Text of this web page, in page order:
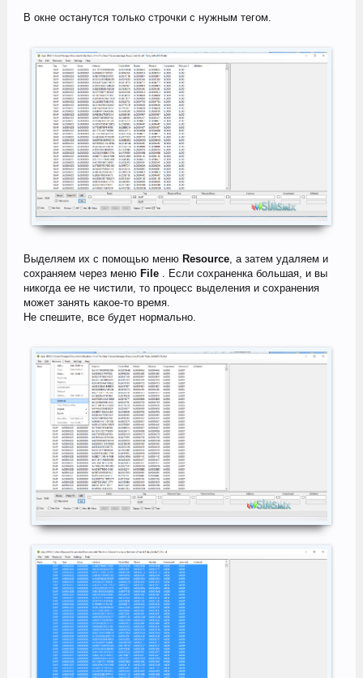
В окне останутся только строчки с нужным тегом.
Выделяем их с помощью меню Resource, а затем удаляем и
сохраняем через меню File. Если сохраненка большая, и вы
никогда ее не чистили, то процесс выделения и сохранения
может занять какое-то время.
Не спешите, все будет нормально.